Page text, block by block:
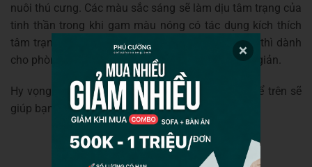
nuôi thú cưng. Các màu sắc sáng sẽ làm dịu tâm trạng của
tinh thần trong khi gam màu nóng có tác dụng kích thích
tâm trạng tại phòng ăn, màu trung tính, màu lạnh thì dành
cho phòng ngủ, phòng khách dễ tạo cảm giác thư giản.
Hy vọng với những chia sẻ từ Phú Cường được kể trên sẽ
giúp bạn có được lựa chọn dễ dàng hơn rất nhiều!